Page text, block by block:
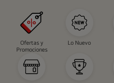
Ofertas y
Promociones
Lo Nuevo